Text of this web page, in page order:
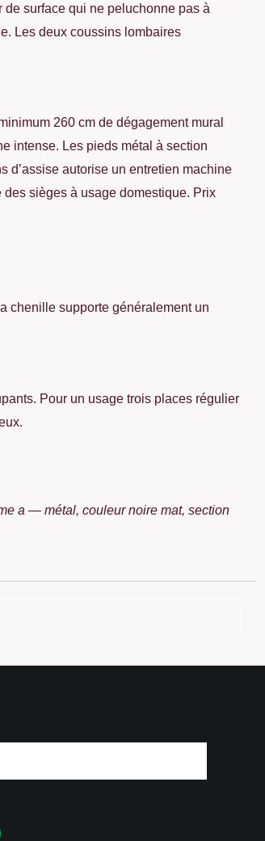
surface qui ne peluchonne pas à
Les deux coussins lombaires
260 cm de dégagement mural
intense. Les pieds métal à section
d’assise autorise un entretien machine
sièges à usage domestique. Prix
chenille supporte généralement un
Pour un usage trois places régulier
a — métal, couleur noire mat, section